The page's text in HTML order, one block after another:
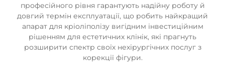
професійного рівня гарантують надійну роботу й
довгий термін експлуатації, що робить найкращий
апарат для кріоліполізу вигідним інвестиційним
рішенням для естетичних клінік, які прагнуть
розширити спектр своїх нехірургічних послуг з
корекції фігури.